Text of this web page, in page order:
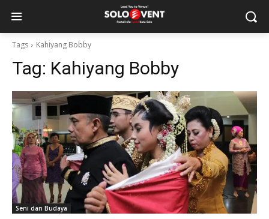
Tags Kahiyang Bobby
Tag: Kahiyang Bobby
Seni dan Budaya